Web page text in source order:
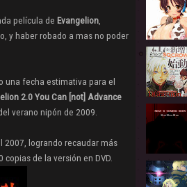
película de Evangelion,
y haber robado a mas no poder
una fecha estimativa para el
2.0 You Can [not] Advance
verano nipón de 2009.
2007, logrando recaudar más
de la versión en DVD.